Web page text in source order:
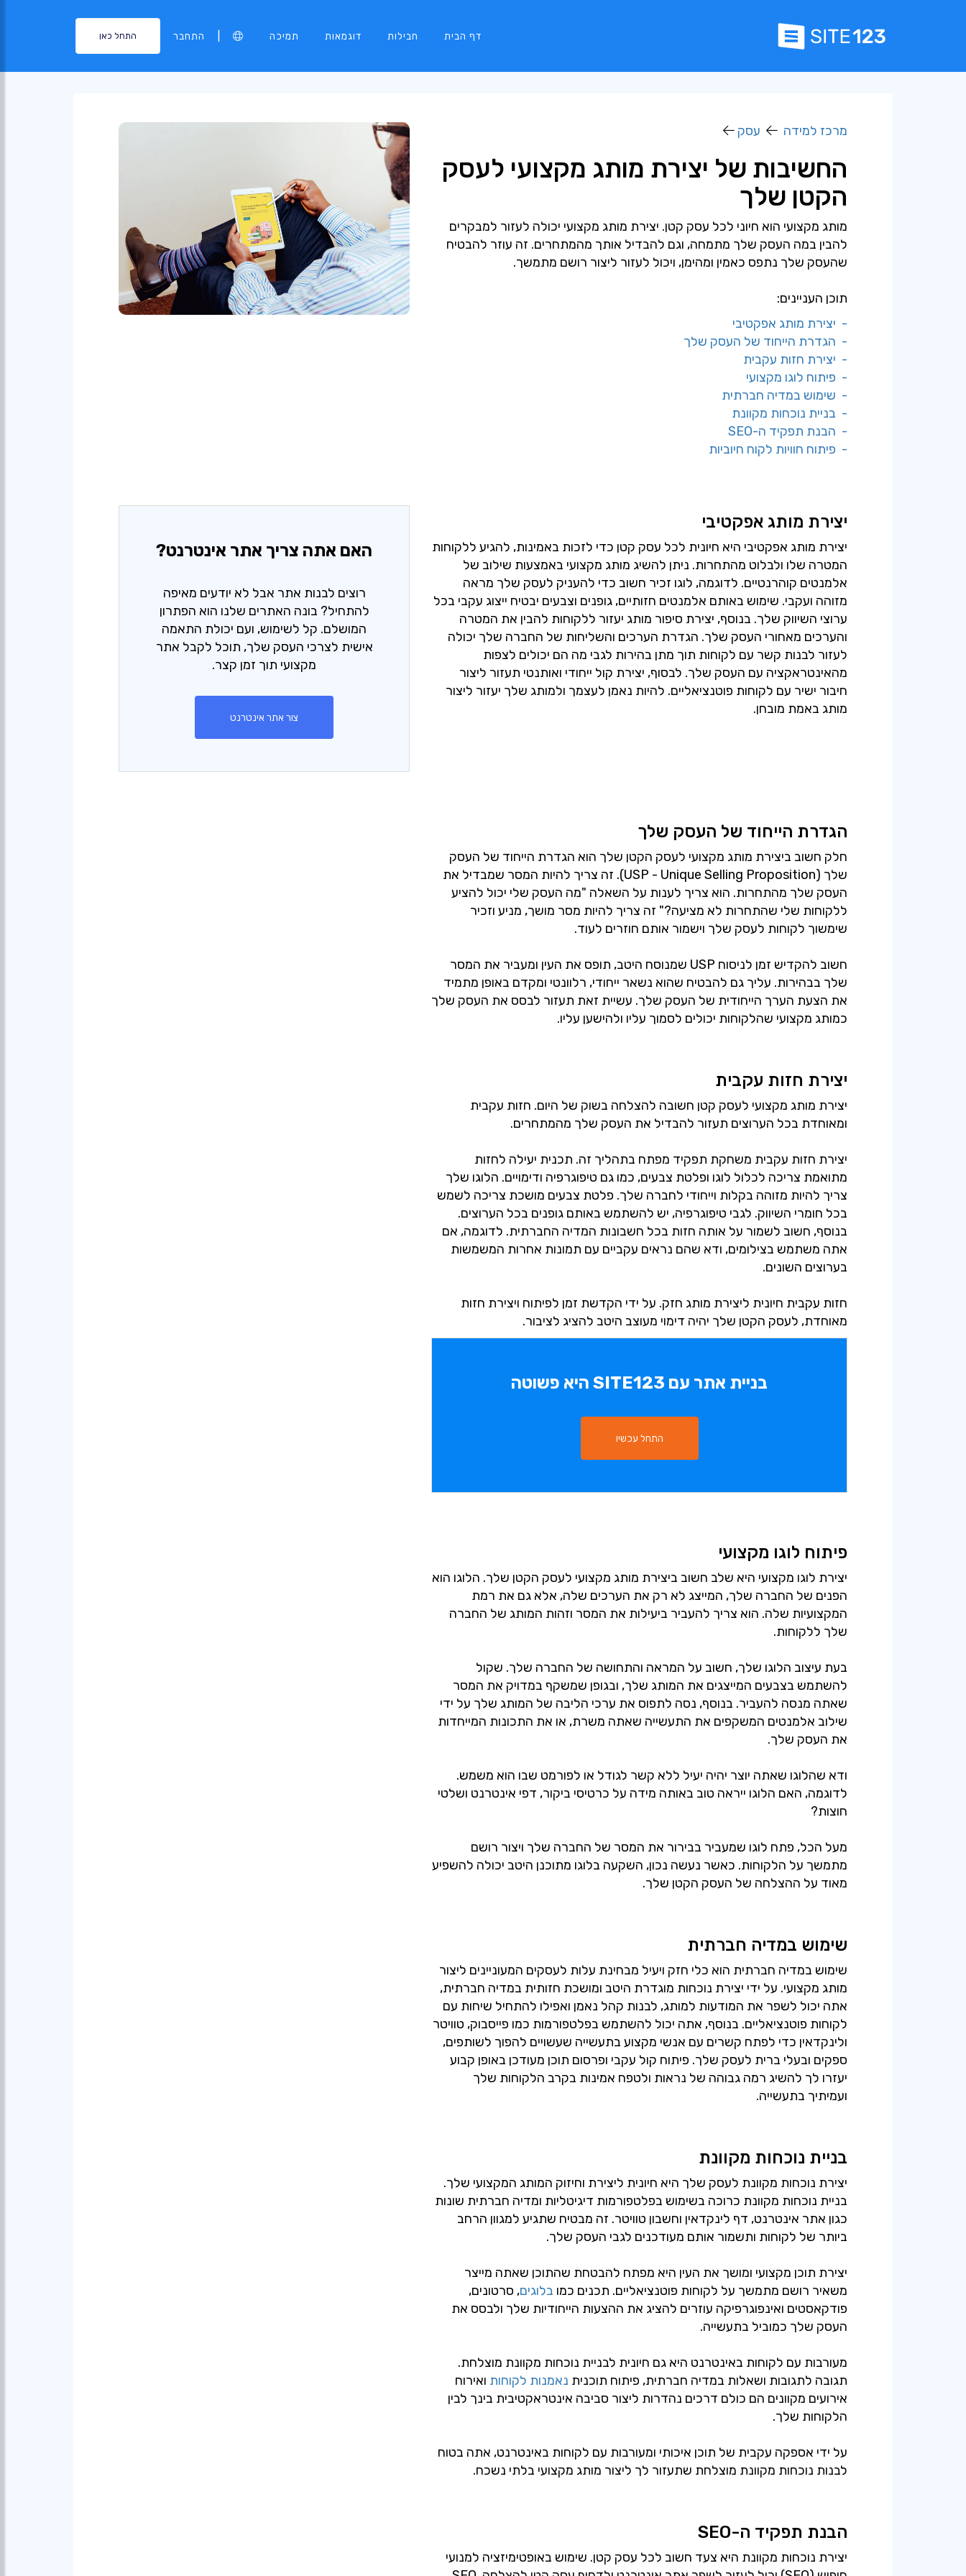
דף הבית חבילות דוגמאות תמיכה התחבר התחל כאן
מרכז למידה עסק
החשיבות של יצירת מותג מקצועי לעסק
הקטן שלך
מותג מקצועי הוא חיוני לכל עסק קטן. יצירת מותג מקצועי יכולה לעזור למבקרים
להבין במה העסק שלך מתמחה, וגם להבדיל אותך מהמתחרים. זה עוזר להבטיח
שהעסק שלך נתפס כאמין ומהימן, ויכול לעזור ליצור רושם מתמשך.
תוכן העניינים:
- יצירת מותג אפקטיבי
- הגדרת הייחוד של העסק שלך
- יצירת חזות עקבית
- פיתוח לוגו מקצועי
- שימוש במדיה חברתית
- בניית נוכחות מקוונת
- הבנת תפקיד ה-SEO
- פיתוח חוויות לקוח חיוביות
יצירת מותג אפקטיבי
יצירת מותג אפקטיבי היא חיונית לכל עסק קטן כדי לזכות באמינות, להגיע ללקוחות
המטרה שלו ולבלוט מהתחרות. ניתן להשיג מותג מקצועי באמצעות שילוב של
אלמנטים קוהרנטיים. לדוגמה, לוגו זכיר חשוב כדי להעניק לעסק שלך מראה
מזוהה ועקבי. שימוש באותם אלמנטים חזותיים, גופנים וצבעים יבטיח ייצוג עקבי בכל
ערוצי השיווק שלך. בנוסף, יצירת סיפור מותג יעזור ללקוחות להבין את המטרה
והערכים מאחורי העסק שלך. הגדרת הערכים והשליחות של החברה שלך יכולה
לעזור לבנות קשר עם לקוחות תוך מתן בהירות לגבי מה הם יכולים לצפות
מהאינטראקציה עם העסק שלך. לבסוף, יצירת קול ייחודי ואותנטי תעזור ליצור
חיבור ישיר עם לקוחות פוטנציאליים. להיות נאמן לעצמך ולמותג שלך יעזור ליצור
מותג באמת מובחן.
האם אתה צריך אתר אינטרנט?
רוצים לבנות אתר אבל לא יודעים מאיפה
להתחיל? בונה האתרים שלנו הוא הפתרון
המושלם. קל לשימוש, ועם יכולת התאמה
אישית לצרכי העסק שלך, תוכל לקבל אתר
מקצועי תוך זמן קצר.
צור אתר אינטרנט
הגדרת הייחוד של העסק שלך
חלק חשוב ביצירת מותג מקצועי לעסק הקטן שלך הוא הגדרת הייחוד של העסק
שלך (USP - Unique Selling Proposition). זה צריך להיות המסר שמבדיל את
העסק שלך מהתחרות. הוא צריך לענות על השאלה "מה העסק שלי יכול להציע
ללקוחות שלי שהתחרות לא מציעה?" זה צריך להיות מסר מושך, מניע וזכיר
חשוב להקדיש זמן לניסוח USP שמנוסח היטב, תופס את העין ומעביר את המסר
שלך בבהירות. עליך גם להבטיח שהוא נשאר ייחודי, רלוונטי ומקדם באופן מתמיד
את הצעת הערך הייחודית של העסק שלך. עשיית זאת תעזור לבסס את העסק שלך
כמותג מקצועי שהלקוחות יכולים לסמוך עליו ולהישען עליו.
יצירת חזות עקבית
יצירת מותג מקצועי לעסק קטן חשובה להצלחה בשוק של היום. חזות עקבית
יצירת חזות עקבית משחקת תפקיד מפתח בתהליך זה. תכנית יעילה לחזות
מתואמת צריכה לכלול לוגו ופלטת צבעים, כמו גם טיפוגרפיה ודימויים. הלוגו שלך
צריך להיות מזוהה בקלות וייחודי לחברה שלך. פלטת צבעים מושכת צריכה לשמש
בכל חומרי השיווק. לגבי טיפוגרפיה, יש להשתמש באותם גופנים בכל הערוצים.
בנוסף, חשוב לשמור על אותה חזות בכל חשבונות המדיה החברתית. לדוגמה, אם
אתה משתמש בצילומים, ודא שהם נראים עקביים עם תמונות אחרות המשמשות
חזות עקבית חיונית ליצירת מותג חזק. על ידי הקדשת זמן לפיתוח ויצירת חזות
מאוחדת, לעסק הקטן שלך יהיה דימוי מעוצב היטב להציג לציבור.
בניית אתר עם SITE123 היא פשוטה
התחל עכשיו
פיתוח לוגו מקצועי
יצירת לוגו מקצועי היא שלב חשוב ביצירת מותג מקצועי לעסק הקטן שלך. הלוגו הוא
הפנים של החברה שלך, המייצג לא רק את הערכים שלה, אלא גם את רמת
המקצועיות שלה. הוא צריך להעביר ביעילות את המסר וזהות המותג של החברה
בעת עיצוב הלוגו שלך, חשוב על המראה והתחושה של החברה שלך. שקול
להשתמש בצבעים המייצגים את המותג שלך, ובגופן שמשקף במדויק את המסר
שאתה מנסה להעביר. בנוסף, נסה לתפוס את ערכי הליבה של המותג שלך על ידי
שילוב אלמנטים המשקפים את התעשייה שאתה משרת, או את התכונות המייחדות
ודא שהלוגו שאתה יוצר יהיה יעיל ללא קשר לגודל או לפורמט שבו הוא משמש.
לדוגמה, האם הלוגו ייראה טוב באותה מידה על כרטיסי ביקור, דפי אינטרנט ושלטי
מעל הכל, פתח לוגו שמעביר בבירור את המסר של החברה שלך ויצור רושם
מתמשך על הלקוחות. כאשר נעשה נכון, השקעה בלוגו מתוכנן היטב יכולה להשפיע
מאוד על ההצלחה של העסק הקטן שלך.
שימוש במדיה חברתית
שימוש במדיה חברתית הוא כלי חזק ויעיל מבחינת עלות לעסקים המעוניינים ליצור
מותג מקצועי. על ידי יצירת נוכחות מוגדרת היטב ומושכת חזותית במדיה חברתית,
אתה יכול לשפר את המודעות למותג, לבנות קהל נאמן ואפילו להתחיל שיחות עם
לקוחות פוטנציאליים. בנוסף, אתה יכול להשתמש בפלטפורמות כמו פייסבוק, טוויטר
ולינקדאין כדי לפתח קשרים עם אנשי מקצוע בתעשייה שעשויים להפוך לשותפים,
ספקים ובעלי ברית לעסק שלך. פיתוח קול עקבי ופרסום תוכן מעודכן באופן קבוע
יעזרו לך להשיג רמה גבוהה של נראות ולטפח אמינות בקרב הלקוחות שלך
ועמיתיך בתעשייה.
בניית נוכחות מקוונת
יצירת נוכחות מקוונת לעסק שלך היא חיונית ליצירת וחיזוק המותג המקצועי שלך.
בניית נוכחות מקוונת כרוכה בשימוש בפלטפורמות דיגיטליות ומדיה חברתית שונות
כגון אתר אינטרנט, דף לינקדאין וחשבון טוויטר. זה מבטיח שתגיע למגוון הרחב
יצירת תוכן מקצועי ומושך את העין היא מפתח להבטחת שהתוכן שאתה מייצר
משאיר רושם מתמשך על לקוחות פוטנציאליים. תכנים כמו בלוגים, סרטונים,
פודקאסטים ואינפוגרפיקה עוזרים להציג את ההצעות הייחודיות שלך ולבסס את
מעורבות עם לקוחות באינטרנט היא גם חיונית לבניית נוכחות מקוונת מוצלחת.
תגובה לתגובות ושאלות במדיה חברתית, פיתוח תוכנית נאמנות לקוחות ואירוח
אירועים מקוונים הם כולם דרכים נהדרות ליצור סביבה אינטראקטיבית בינך לבין
על ידי אספקה עקבית של תוכן איכותי ומעורבות עם לקוחות באינטרנט, אתה בטוח
לבנות נוכחות מקוונת מוצלחת שתעזור לך ליצור מותג מקצועי בלתי נשכח.
הבנת תפקיד ה-SEO
יצירת נוכחות מקוונת היא צעד חשוב לכל עסק קטן. שימוש באופטימיזציה למנועי